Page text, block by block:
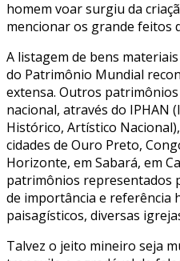
homem voar surgiu da
mencionar os grande feitos
A listagem de bens
do Patrimônio Mundial
extensa. Outros
nacional, através do IPHAN
Histórico, Artístico
cidades de Ouro Preto,
Horizonte, em Sabará, em
patrimônios representados
de importância e referência
paisagísticos, diversas
Talvez o jeito mineiro seja